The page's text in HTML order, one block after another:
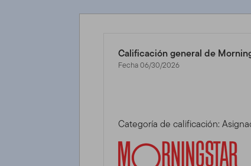
Calificación general de
Fecha 06/30/2026
Categoría de calificación: